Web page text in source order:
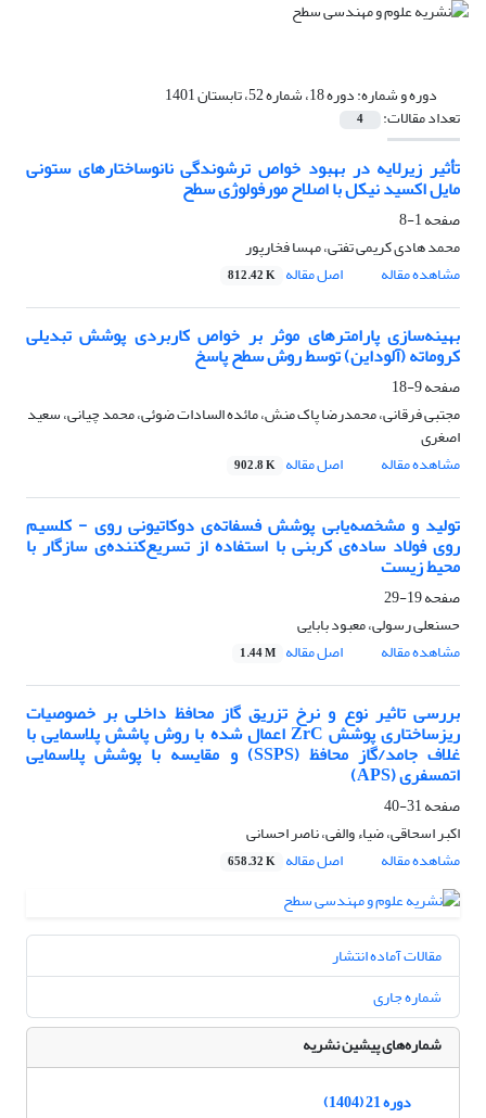
دوره و شماره:دوره 18، شماره 52، تابستان 1401
تعداد مقالات: 4
تأثیر زیرلایه در بهبود خواص ترشوندگی نانوساختارهای ستونی
مایل اکسید نیکل با اصلاح مورفولوژی سطح
صفحه1-8
محمد هادی کریمی تفتی، مهسا فخارپور
مشاهده مقاله
اصل مقاله 812.42 K
بهینه‌سازی پارامترهای موثر بر خواص کاربردی پوشش تبدیلی
کروماته (آلوداین) توسط روش سطح پاسخ
صفحه9-18
مجتبی فرقانی، محمدرضا پاک منش، مائده السادات ضوئی، محمد چیانی، سعید
اصغری
مشاهده مقاله
اصل مقاله 902.8 K
تولید و مشخصه‌یابی پوشش فسفاته‌ی دوکاتیونی روی - کلسیم
روی فولاد ساده‌ی کربنی با استفاده از تسریع‌کننده‌ی سازگار با
محیط زیست
صفحه19-29
حسنعلی رسولی، معبود بابایی
مشاهده مقاله
اصل مقاله 1.44 M
بررسی تاثیر نوع و نرخ تزریق گاز محافظ داخلی بر خصوصیات
ریزساختاری پوشش‌ ZrC اعمال شده با روش پاشش پلاسمایی با
غلاف جامد/گاز محافظ (SSPS) و مقایسه با پوشش پلاسمایی
اتمسفری (APS)
صفحه31-40
اکبر اسحاقی، ضیاء والفی، ناصر احسانی
مشاهده مقاله
اصل مقاله 658.32 K
مقالات آماده انتشار
شماره جاری
شماره‌های پیشین نشریه
دوره 21 (1404)